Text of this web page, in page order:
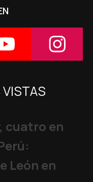
cuatro en
León en